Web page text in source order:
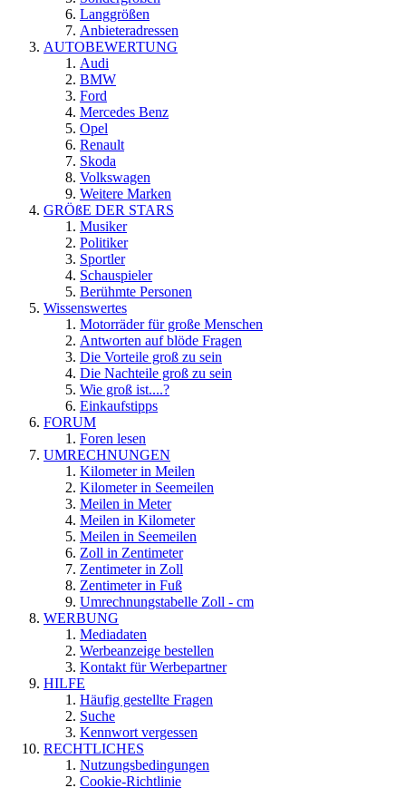
Langgrößen
Anbieteradressen
AUTOBEWERTUNG
Audi
BMW
Ford
Mercedes Benz
Opel
Renault
Skoda
Volkswagen
Weitere Marken
GRÖßE DER STARS
Musiker
Politiker
Sportler
Schauspieler
Berühmte Personen
Wissenswertes
Motorräder für große Menschen
Antworten auf blöde Fragen
Die Vorteile groß zu sein
Die Nachteile groß zu sein
Wie groß ist....?
Einkaufstipps
FORUM
Foren lesen
UMRECHNUNGEN
Kilometer in Meilen
Kilometer in Seemeilen
Meilen in Meter
Meilen in Kilometer
Meilen in Seemeilen
Zoll in Zentimeter
Zentimeter in Zoll
Zentimeter in Fuß
Umrechnungstabelle Zoll - cm
WERBUNG
Mediadaten
Werbeanzeige bestellen
Kontakt für Werbepartner
HILFE
Häufig gestellte Fragen
Suche
Kennwort vergessen
RECHTLICHES
Nutzungsbedingungen
Cookie-Richtlinie